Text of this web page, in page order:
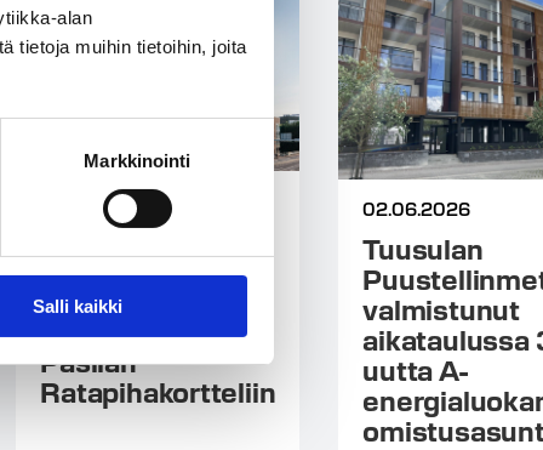
alan
tietoja muihin tietoihin, joita
Markkinointi
Salli kaikki
03.06.2026
Uusia
vuokrakoteja
keskeiselle
sijainnille Keski-
Pasilan
Ratapihakortteliin
02.06.2026
Tuusulan
valmistunut
aikataulussa
uutta A-